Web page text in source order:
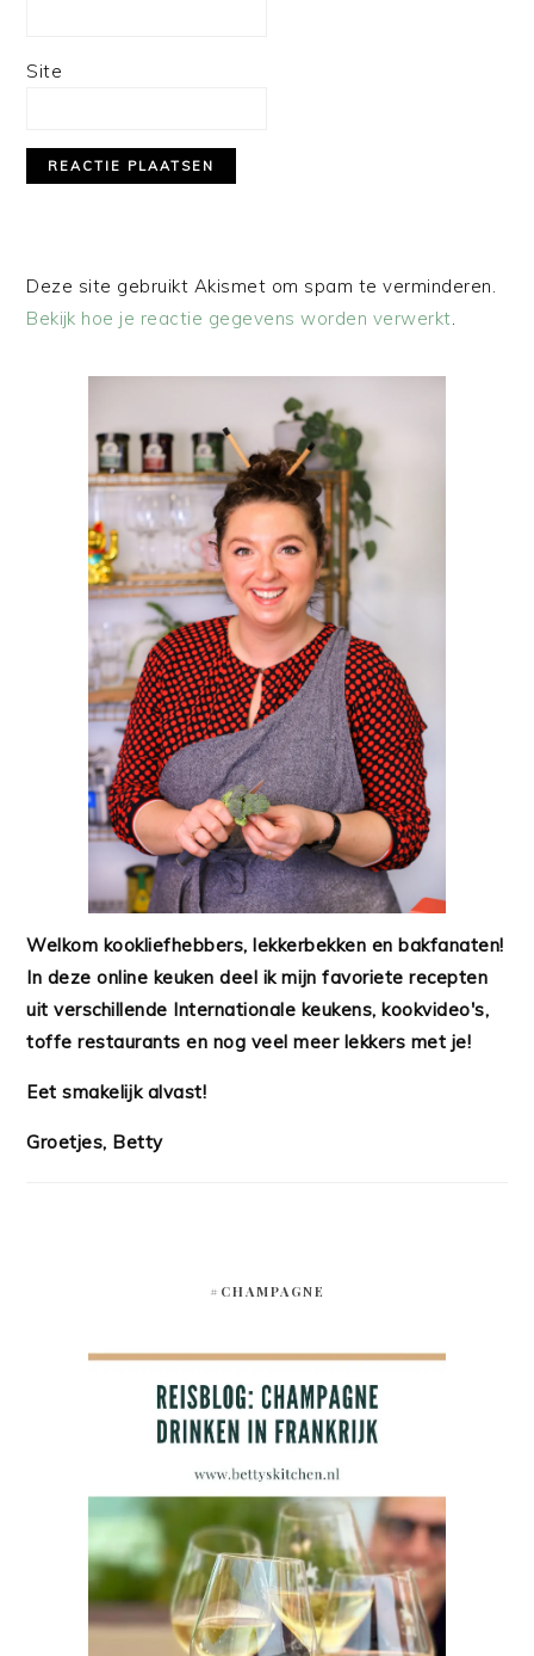
Site
Deze site gebruikt Akismet om spam te verminderen.
Bekijk hoe je reactie gegevens worden verwerkt
Welkom kookliefhebbers, lekkerbekken en bakfanaten!
In deze online keuken deel ik mijn favoriete recepten
uit verschillende Internationale keukens, kookvideo's,
toffe restaurants en nog veel meer lekkers met je!
Eet smakelijk alvast!
Groetjes, Betty
#CHAMPAGNE